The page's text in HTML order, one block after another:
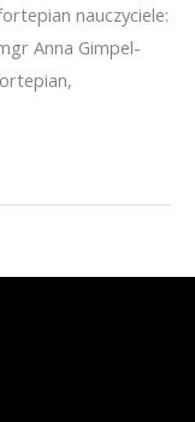
nauczyciele:
Anna Gimpel-